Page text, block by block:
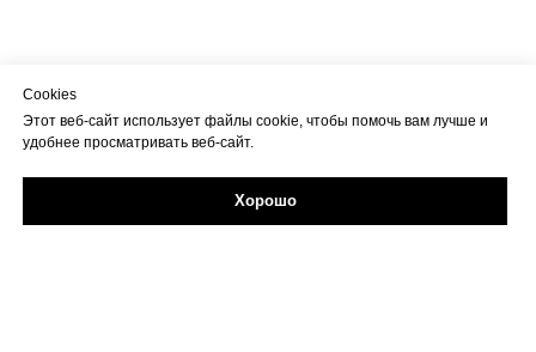
Задайте свой вопрос в Max
Cookies
Этот веб-сайт использует файлы cookie, чтобы помочь вам лучше и
удобнее просматривать веб-сайт.
Хорошо